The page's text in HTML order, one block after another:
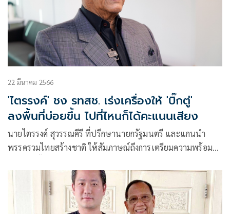
22 มีนาคม 2566
'ไตรรงค์' ชง รทสช. เร่งเครื่องให้ 'บิ๊กตู่'
ลงพื้นที่บ่อยขึ้น ไปที่ไหนก็ได้คะแนนเสียง
นายไตรรงค์ สุวรรณคีรี ที่ปรึกษานายกรัฐมนตรี และแกนนำ
พรรครวมไทยสร้างชาติ ให้สัมภาษณ์ถึงการเตรียมความพร้อมใน
คณะกรรมการสรรหาผู้สมัครส.ส.ของพรรค